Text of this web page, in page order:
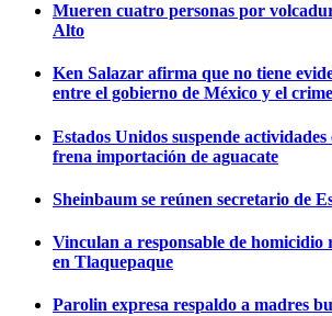
Mueren cuatro personas por
Alto
Ken Salazar afirma que no tiene
entre el gobierno de México y el
Estados Unidos suspende
frena importación de aguacate
Sheinbaum se reúnen secretario de
Vinculan a responsable de homicidio
en Tlaquepaque
Parolin expresa respaldo a madres